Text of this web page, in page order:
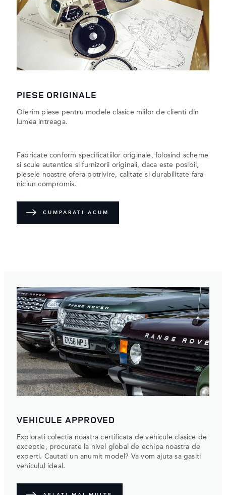
PIESE ORIGINALE
Oferim piese pentru modele clasice miilor de clienti din
lumea intreaga.
Fabricate conform specificatiilor originale, folosind scheme
si scule autentice si furnizorii originali, daca este posibil,
piesele noastre ofera potrivire, calitate si durabilitate fara
niciun compromis.
CUMPARATI ACUM
VEHICULE APPROVED
Explorati colectia noastra certificata de vehicule clasice de
exceptie, procurate la nivel global de echipa noastra de
experti. Cautati un anumit model? Va vom ajuta sa gasiti
vehiculul ideal.